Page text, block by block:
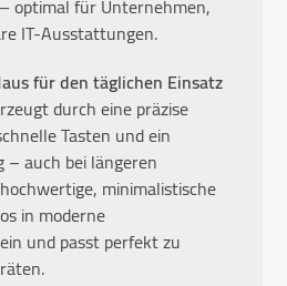
IT-Ausstattungen.
für den täglichen Einsatz
durch eine präzise
Tasten und ein
– auch bei längeren
minimalistische
in moderne
und passt perfekt zu